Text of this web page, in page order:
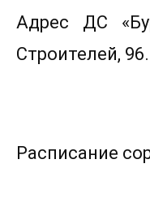
Адрес ДС
Строителей, 96.
Расписание